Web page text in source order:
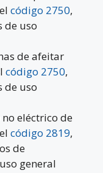
código 2750,
de uso
de afeitar
código 2750,
de uso
eléctrico de
código 2819,
de
general